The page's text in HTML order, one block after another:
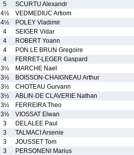
5
SCURTU Alexandr
4½
VEDMEDIUC Artiom
4½
POLEY Vladimir
4
SEIGER Vidar
4
ROBERT Yoann
4
PON LE BRUN Gregoire
4
FERRET-LEGER Gaspard
3½
MARCHE Nael
3½
BOISSON-CHAIGNEAU Arthur
3½
CHOTEAU Gurvann
3½
ABLIN-DE CLAVERIE Nathan
3½
FERREIRA Theo
3½
VIOSSAT Elwan
3
DELALEE Paul
3
TALMACI Arsenie
3
JOUSSET Tom
3
PERSONENI Marius